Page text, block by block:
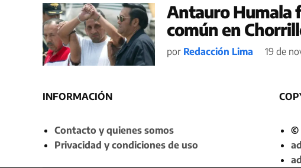
Antauro Humala
común en
por Redacción Lima 19 de
INFORMACIÓN
Contacto y quienes somos
Privacidad y condiciones de uso
©